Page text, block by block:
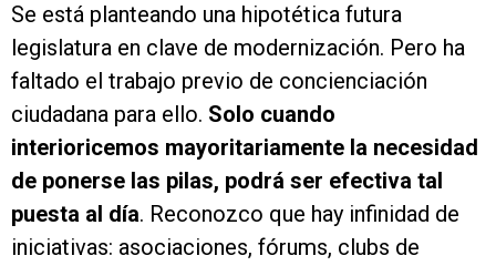
Se está planteando una hipotética futura
legislatura en clave de modernización. Pero ha
faltado el trabajo previo de concienciación
ciudadana para ello. Solo cuando
interioricemos mayoritariamente la necesidad
de ponerse las pilas, podrá ser efectiva tal
puesta al día. Reconozco que hay infinidad de
iniciativas: asociaciones, fórums, clubs de